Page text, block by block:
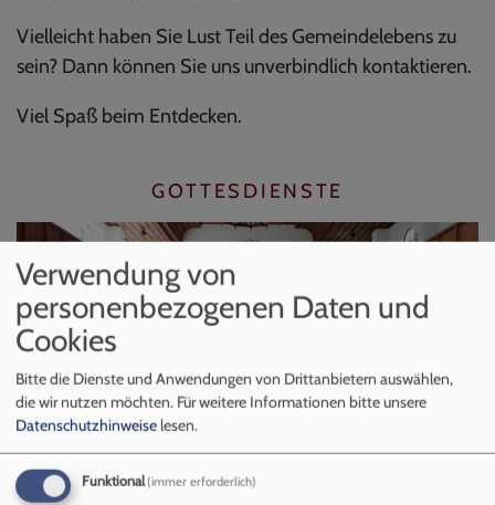
Vielleicht haben Sie Lust Teil des Gemeindelebens zu
sein? Dann können Sie uns unverbindlich kontaktieren.
Viel Spaß beim Entdecken.
GOTTESDIENSTE
KIRCHE KUNTERBUNT
Verwendung von
personenbezogenen Daten und
Cookies
Bitte die Dienste und Anwendungen von Drittanbietern auswählen,
die wir nutzen möchten. Für weitere Informationen bitte unsere
Datenschutzhinweiselesen.
Funktional (immer erforderlich)